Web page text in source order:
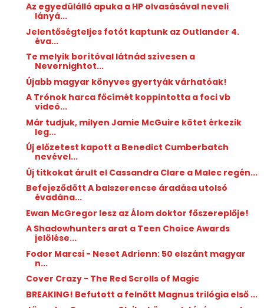
Az egyedülálló apuka a HP olvasásával neveli
lányá...
Jelentőségteljes fotót kaptunk az Outlander 4.
éva...
Te melyik borítóval látnád szívesen a
Nevernightot...
Újabb magyar könyves gyertyák várhatóak!
A Trónok harca főcímét koppintotta a foci vb
videó...
Már tudjuk, milyen Jamie McGuire kötet érkezik
leg...
Új előzetest kapott a Benedict Cumberbatch
nevével...
Új titkokat árult el Cassandra Clare a Malec regén...
Befejeződött A balszerencse áradása utolsó
évadána...
Ewan McGregor lesz az Álom doktor főszereplője!
A Shadowhunters arat a Teen Choice Awards
jelölése...
Fodor Marcsi - Neset Adrienn: 50 ​elszánt magyar
n...
Cover Crazy - The Red Scrolls of Magic
BREAKING! Befutott a felnőtt Magnus trilógia első ...